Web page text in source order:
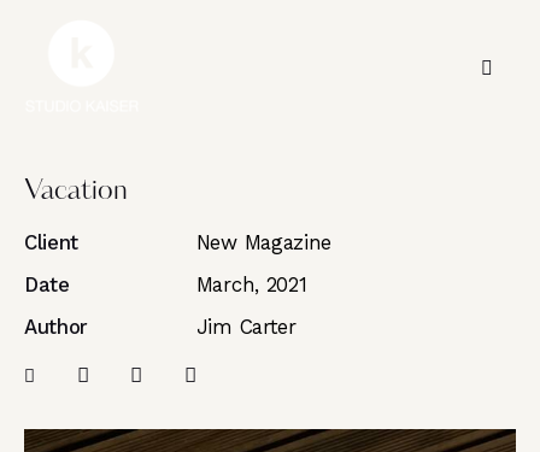
Vacation
Client
New Magazine
Date
March, 2021
Author
Jim Carter